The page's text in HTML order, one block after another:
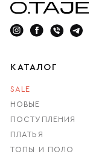
КАТАЛОГ
SALE
НОВЫЕ
ПОСТУПЛЕНИЯ
ПЛАТЬЯ
ТОПЫ И ПОЛО